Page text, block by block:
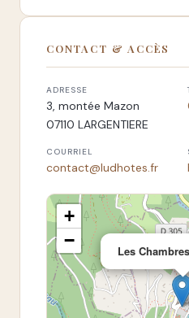
CONTACT & ACCÈS
ADRESSE
3, montée Mazon
07110 LARGENTIERE
COURRIEL
contact@ludhotes.fr
Les
+
−